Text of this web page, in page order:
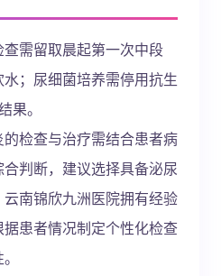
需留取晨起第一次中段
；尿细菌培养需停用抗生
果。
的检查与治疗需结合患者病
判断，建议选择具备泌尿
南锦欣九洲医院拥有经验
患者情况制定个性化检查